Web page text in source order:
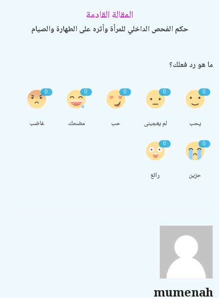
المقالة القادمة
حكم الفحص الداخلي للمرأة وأثره على الطهارة والصيام
ما هو رد فعلك؟
0
يحب
0
لم يعجبنى
0
حب
0
مضحك
0
غاضب
0
حزين
0
رائع
mumenah